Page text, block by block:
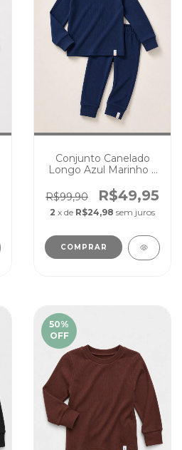
Conjunto Canelado
Longo Azul Marinho 2
Cores Lisas
R$99,90 R$49,95
2 x de R$24,98 sem juros
COMPRAR
50%
OFF